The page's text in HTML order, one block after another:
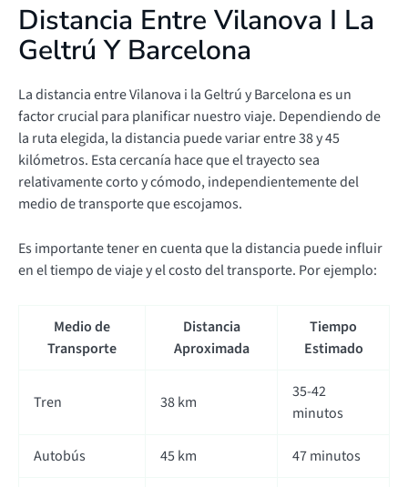
Distancia Entre Vilanova I La
Geltrú Y Barcelona
La distancia entre Vilanova i la Geltrú y Barcelona es un
factor crucial para planificar nuestro viaje. Dependiendo de
la ruta elegida, la distancia puede variar entre 38 y 45
kilómetros. Esta cercanía hace que el trayecto sea
relativamente corto y cómodo, independientemente del
medio de transporte que escojamos.
Es importante tener en cuenta que la distancia puede influir
en el tiempo de viaje y el costo del transporte. Por ejemplo:
Medio de
Transporte
Distancia
Aproximada
Tiempo
Estimado
Tren 38 km
35-42
minutos
Autobús 45 km 47 minutos